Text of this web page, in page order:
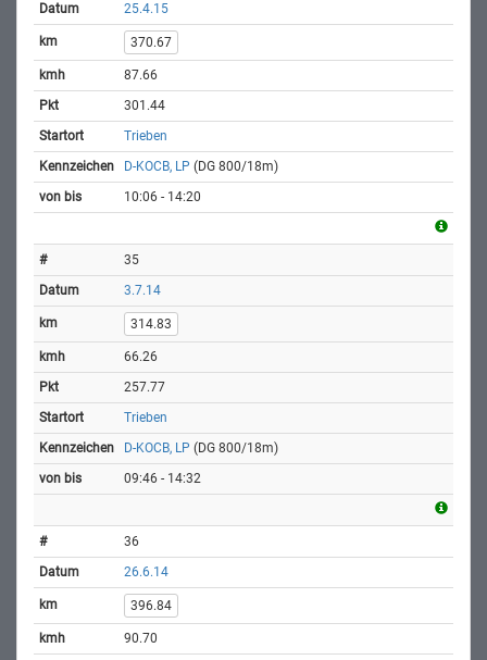
25.4.15
370.67
87.66
301.44
Trieben
D-KOCB, LP (DG 800/18m)
10:06 - 14:20
35
3.7.14
314.83
66.26
257.77
Trieben
D-KOCB, LP (DG 800/18m)
09:46 - 14:32
36
26.6.14
396.84
90.70